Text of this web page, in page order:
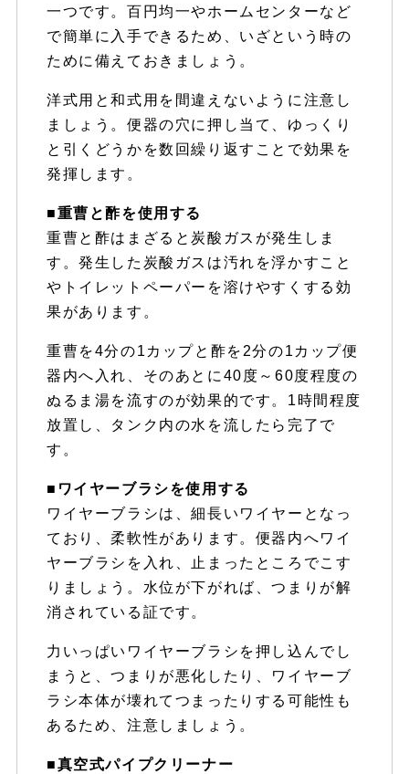
一つです。百円均一やホームセンターなど
で簡単に入手できるため、いざという時の
ために備えておきましょう。
洋式用と和式用を間違えないように注意し
ましょう。便器の穴に押し当て、ゆっくり
と引くどうかを数回繰り返すことで効果を
発揮します。
■重曹と酢を使用する
重曹と酢はまざると炭酸ガスが発生しま
す。発生した炭酸ガスは汚れを浮かすこと
やトイレットペーパーを溶けやすくする効
果があります。
重曹を4分の1カップと酢を2分の1カップ便
器内へ入れ、そのあとに40度～60度程度の
ぬるま湯を流すのが効果的です。1時間程度
放置し、タンク内の水を流したら完了で
す。
■ワイヤーブラシを使用する
ワイヤーブラシは、細長いワイヤーとなっ
ており、柔軟性があります。便器内へワイ
ヤーブラシを入れ、止まったところでこす
りましょう。水位が下がれば、つまりが解
消されている証です。
力いっぱいワイヤーブラシを押し込んでし
まうと、つまりが悪化したり、ワイヤーブ
ラシ本体が壊れてつまったりする可能性も
あるため、注意しましょう。
■真空式パイプクリーナー